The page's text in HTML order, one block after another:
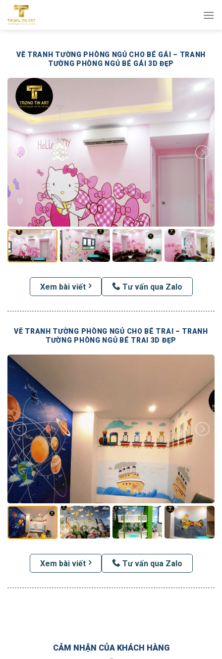
qua
VẼ TRANH TƯỜNG PHÒNG NGỦ CHO BÉ GÁI – TRANH
TƯỜNG PHÒNG NGỦ BÉ GÁI 3D ĐẸP
Xem bài viết Tư vấn qua Zalo
VẼ TRANH TƯỜNG PHÒNG NGỦ CHO BÉ TRAI – TRANH
TƯỜNG PHÒNG NGỦ BÉ TRAI 3D ĐẸP
Xem bài viết Tư vấn qua Zalo
CẢM NHẬN CỦA KHÁCH HÀNG